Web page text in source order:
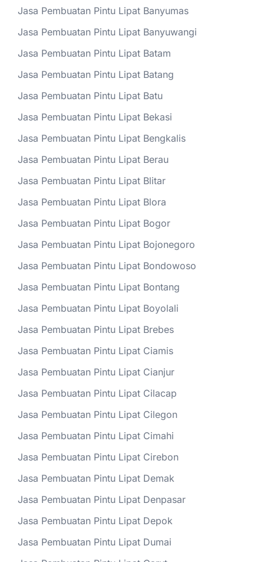
Jasa Pembuatan Pintu Lipat Banyumas
Jasa Pembuatan Pintu Lipat Banyuwangi
Jasa Pembuatan Pintu Lipat Batam
Jasa Pembuatan Pintu Lipat Batang
Jasa Pembuatan Pintu Lipat Batu
Jasa Pembuatan Pintu Lipat Bekasi
Jasa Pembuatan Pintu Lipat Bengkalis
Jasa Pembuatan Pintu Lipat Berau
Jasa Pembuatan Pintu Lipat Blitar
Jasa Pembuatan Pintu Lipat Blora
Jasa Pembuatan Pintu Lipat Bogor
Jasa Pembuatan Pintu Lipat Bojonegoro
Jasa Pembuatan Pintu Lipat Bondowoso
Jasa Pembuatan Pintu Lipat Bontang
Jasa Pembuatan Pintu Lipat Boyolali
Jasa Pembuatan Pintu Lipat Brebes
Jasa Pembuatan Pintu Lipat Ciamis
Jasa Pembuatan Pintu Lipat Cianjur
Jasa Pembuatan Pintu Lipat Cilacap
Jasa Pembuatan Pintu Lipat Cilegon
Jasa Pembuatan Pintu Lipat Cimahi
Jasa Pembuatan Pintu Lipat Cirebon
Jasa Pembuatan Pintu Lipat Demak
Jasa Pembuatan Pintu Lipat Denpasar
Jasa Pembuatan Pintu Lipat Depok
Jasa Pembuatan Pintu Lipat Dumai